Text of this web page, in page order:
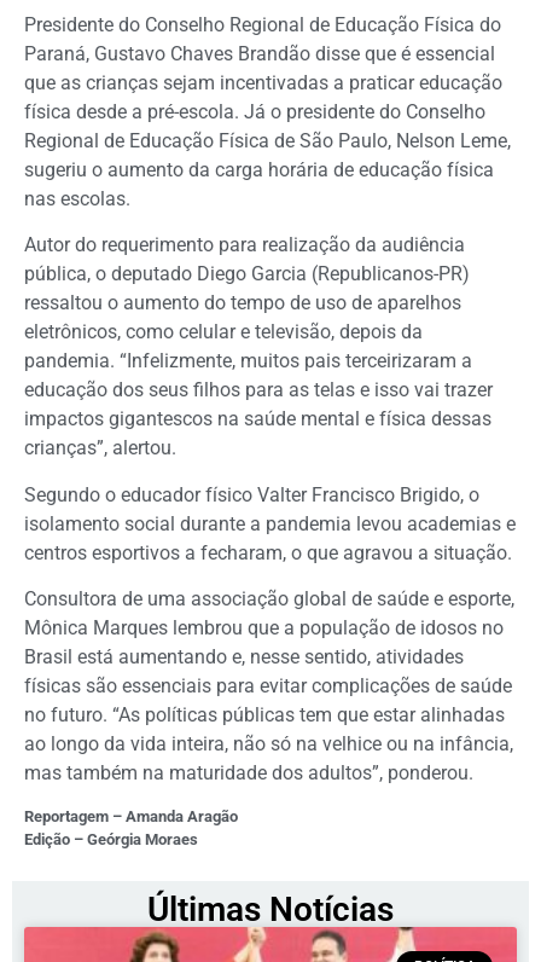
Presidente do Conselho Regional de Educação Física do
Paraná, Gustavo Chaves Brandão disse que é essencial
que as crianças sejam incentivadas a praticar educação
física desde a pré-escola. Já o presidente do Conselho
Regional de Educação Física de São Paulo, Nelson Leme,
sugeriu o aumento da carga horária de educação física
nas escolas.
Autor do requerimento para realização da audiência
pública, o deputado Diego Garcia (Republicanos-PR)
ressaltou o aumento do tempo de uso de aparelhos
eletrônicos, como celular e televisão, depois da
pandemia. “Infelizmente, muitos pais terceirizaram a
educação dos seus filhos para as telas e isso vai trazer
impactos gigantescos na saúde mental e física dessas
crianças”, alertou.
Segundo o educador físico Valter Francisco Brigido, o
isolamento social durante a pandemia levou academias e
centros esportivos a fecharam, o que agravou a situação.
Consultora de uma associação global de saúde e esporte,
Mônica Marques lembrou que a população de idosos no
Brasil está aumentando e, nesse sentido, atividades
físicas são essenciais para evitar complicações de saúde
no futuro. “As políticas públicas tem que estar alinhadas
ao longo da vida inteira, não só na velhice ou na infância,
mas também na maturidade dos adultos”, ponderou.
Reportagem – Amanda Aragão
Edição – Geórgia Moraes
Últimas Notícias